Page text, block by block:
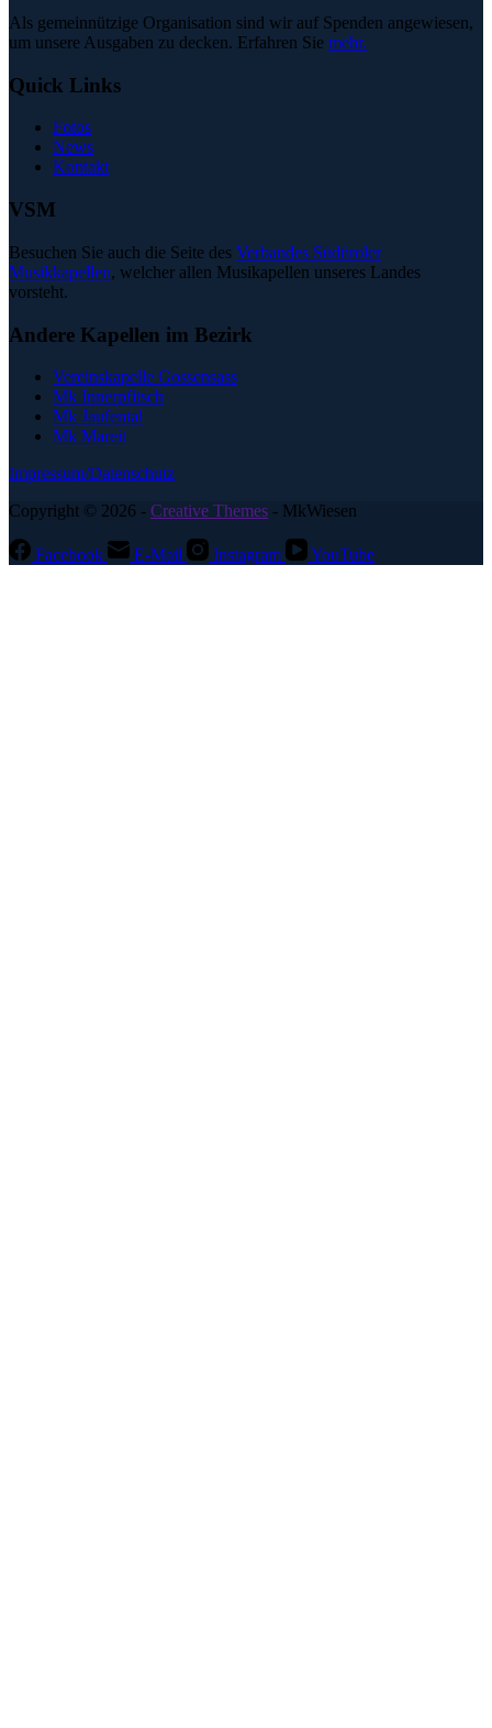
Als gemeinnützige Organisation sind wir auf Spenden angewiesen,
um unsere Ausgaben zu decken. Erfahren Sie mehr.
Quick Links
Fotos
News
Kontakt
VSM
Besuchen Sie auch die Seite des Verbandes Südtiroler
Musikkapellen, welcher allen Musikapellen unseres Landes
vorsteht.
Andere Kapellen im Bezirk
Vereinskapelle Gossensass
Mk Innerpfitsch
Mk Jaufental
Mk Mareit
Impressum/Datenschutz
Copyright © 2026 - Creative Themes - MkWiesen
Facebook E-Mail Instagram YouTube